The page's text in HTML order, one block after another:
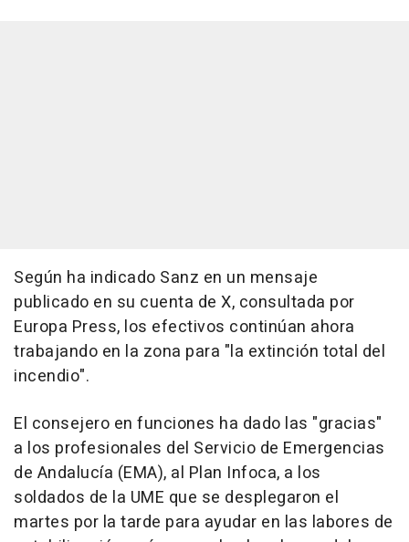
Según ha indicado Sanz en un mensaje
publicado en su cuenta de X, consultada por
Europa Press, los efectivos continúan ahora
trabajando en la zona para "la extinción total del
incendio".
El consejero en funciones ha dado las "gracias"
a los profesionales del Servicio de Emergencias
de Andalucía (EMA), al Plan Infoca, a los
soldados de la UME que se desplegaron el
martes por la tarde para ayudar en las labores de